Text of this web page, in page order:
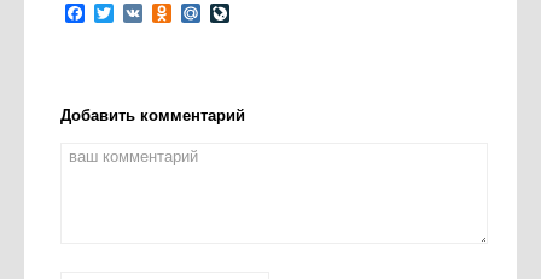
Facebook
Twitter
VK Odnoklassniki
Mail.Ru
Добавить комментарий